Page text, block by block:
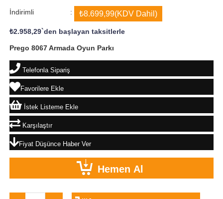
İndirimli : ₺8.699,99(KDV Dahil)
₺2.958,29`den başlayan taksitlerle
Prego 8067 Armada Oyun Parkı
Telefonla Sipariş
Favorilere Ekle
İstek Listeme Ekle
Karşılaştır
Fiyat Düşünce Haber Ver